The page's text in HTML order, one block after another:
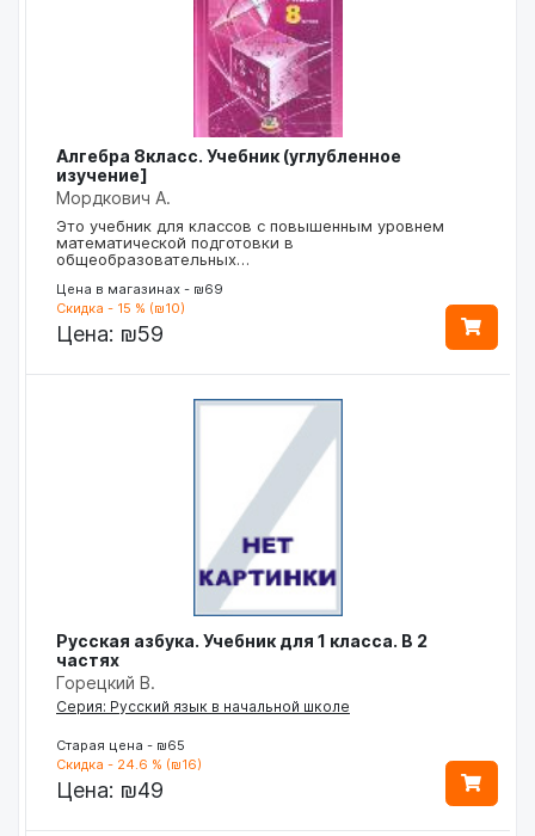
Алгебра 8класс. Учебник (углубленное
изучение]
Мордкович А.
Это учебник для классов с повышенным уровнем
математической подготовки в
общеобразовательных…
Цена в магазинах - ₪69
Скидка - 15 % (₪10)
Цена: ₪59
Русская азбука. Учебник для 1 класса. В 2
частях
Горецкий В.
Серия: Русский язык в начальной школе
Старая цена - ₪65
Скидка - 24.6 % (₪16)
Цена: ₪49